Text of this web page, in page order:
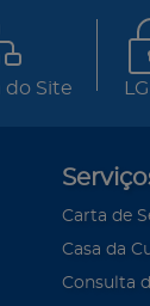
do Site
Carta de
Casa da
Consulta